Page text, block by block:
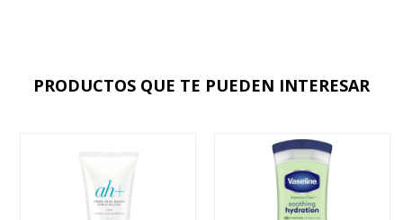
PRODUCTOS QUE TE PUEDEN INTERESAR